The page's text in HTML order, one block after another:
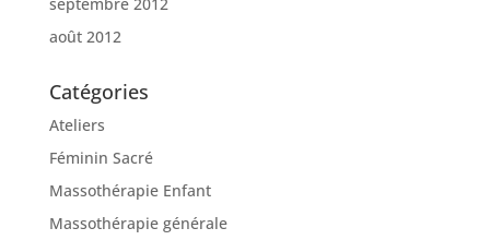
août 2012
Catégories
Ateliers
Féminin Sacré
Massothérapie Enfant
Massothérapie générale